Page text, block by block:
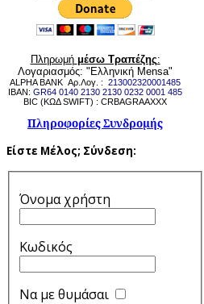
Πληρωμή μέσω Τραπέζης:
Λογαριασμός: "Ελληνική Mensa"
ALPHA BANK Αρ.Λογ. : 213002320001485
IBAN: GR64 0140 2130 2130 0232 0001 485
BIC (ΚΩΔ SWIFT) : CRBAGRAAXXX
Πληροφορίες Συνδρομής
Είστε Μέλος; Σύνδεση:
Όνομα χρήστη
Κωδικός
Να με θυμάσαι